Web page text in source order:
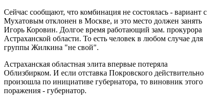
Сейчас сообщают, что комбинация не состоялась - вариант с
Мухатовым отклонен в Москве, и это место должен занять
Игорь Коровин. Долгое время работающий зам. прокурора
Астраханской области. То есть человек в любом случае для
группы Жилкина "не свой".
Астраханская областная элита впервые потеряла
Облизбирком. И если отставка Покровского действительно
произошла по инициативе губернатора, то виновник этого
поражения - губернатор.